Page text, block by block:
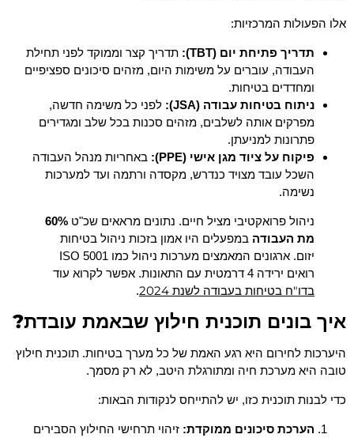
אלו הפעולות המרכזיות:
תדריך פתיחת יום (TBT):
תדריך קצר וממוקד לפני תחילת
העבודה, עוברים על משימות היום, מזהים סיכונים ספציפיים
ומחדדים בטיחות.
ניתוח בטיחות עבודה (JSA):
לפני כל משימה חדשה,
מפרקים אותה לשלבים, מזהים סכנות בכל שלב ומגדירים
פתרונות למניעתן.
פיקוח על ציוד מגן אישי (PPE):
באחריות מנהל העבודה
השכל עובד מצויד כנדרש, מקסדה ורתמה ועד למערכות
נשימה.
ניהול פרואקטיבי מציל חיים. נתונים מראאים שכ"ט 60%
מת העבודה במפעלים היו אמון בזכות ניהול בטיחות
יזום. ארגונים המאמצים מערכות ניהול כמו ISO 5001
רואים ירידה 4 דרמטית עם התאונות. אפשר לקרוא עוד
בדו"ח בטיחות בעבודה לשנת 2024 .
איך בונים תוכנית חילוץ שבאמת עובדת?
היערכות לחירום היא רגע האמת של כל מערך בטיחות. תוכנית חילוץ
טובה היא מערכת חיה ומתורגלת היטב, לא רק מסמך.
כדי לבנות תוכנית כזו, יש להתייחס לנקודות הבאות:
הערכת סיכונים ממוקדת: זיהוי תרחישי החילוץ הסבירים